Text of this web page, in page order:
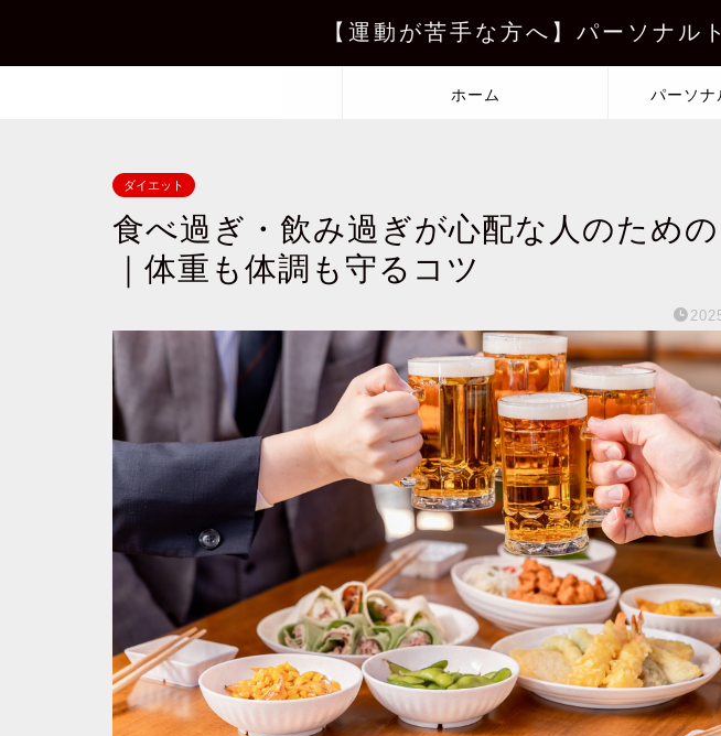
【運動が苦手な方へ】パーソナル
ホーム パーソナ
ダイエット
食べ過ぎ・飲み過ぎが心配な人のため
｜体重も体調も守るコツ